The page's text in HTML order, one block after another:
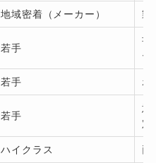
地域密着（メーカー） 製
若手
書
ー
若手 ポ
若手
意
定
ハイクラス 両